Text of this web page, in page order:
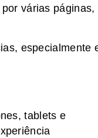
várias páginas,
especialmente
tablets e